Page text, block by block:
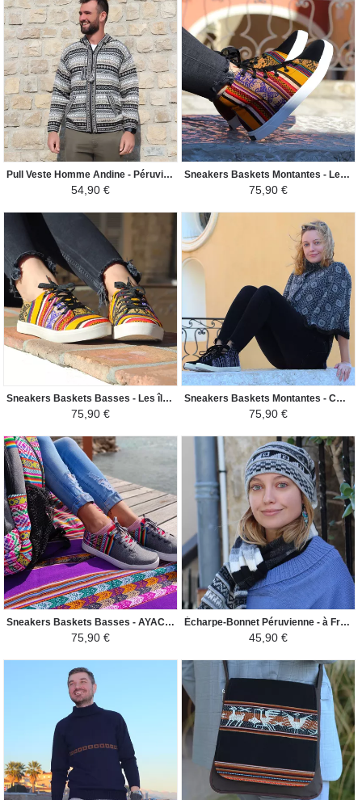
Pull Veste Homme Andine - Péruvien Ethnique - Noir / Gris / Beige
54,90 €
Sneakers Baskets Montantes - Les îles d'Uros Tissu Péruvien Motif Ethniques Homme-Femme - Jaune / Coloré
75,90 €
Sneakers Baskets Basses - Les îles d'Uros Tissu Péruvien Motif Ethniques Homme-Femme - Jaune / Coloré
75,90 €
Sneakers Baskets Montantes - CHULUCANAS Tissu Péruvien Motif Ethniques Homme-Femme - Noir / Blanc
75,90 €
Sneakers Baskets Basses - AYACUCHO Tissu Péruvien Motif Ethniques Homme-Femme - Gris Clair
75,90 €
Écharpe-Bonnet Péruvienne - à Franges - Gris
45,90 €